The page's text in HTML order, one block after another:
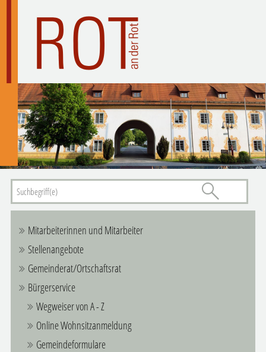
Mitarbeiterinnen und Mitarbeiter
Stellenangebote
Gemeinderat/Ortschaftsrat
Bürgerservice
Wegweiser von A - Z
Online Wohnsitzanmeldung
Gemeindeformulare